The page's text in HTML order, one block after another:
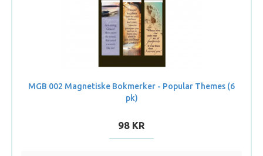
MGB 002 Magnetiske Bokmerker - Popular Themes (6
pk)
98 KR